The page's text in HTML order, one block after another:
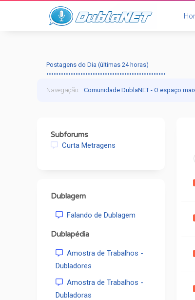
Postagens do Dia (últimas 24 horas)
•••••••••••••••••••••••••••••••••••••••••••••••••
Navegação:Comunidade DublaNET - O espaço
Subforums
Curta Metragens
Dublagem
Falando de Dublagem
Dublapédia
Amostra de Trabalhos -
Dubladores
Amostra de Trabalhos -
Dubladoras